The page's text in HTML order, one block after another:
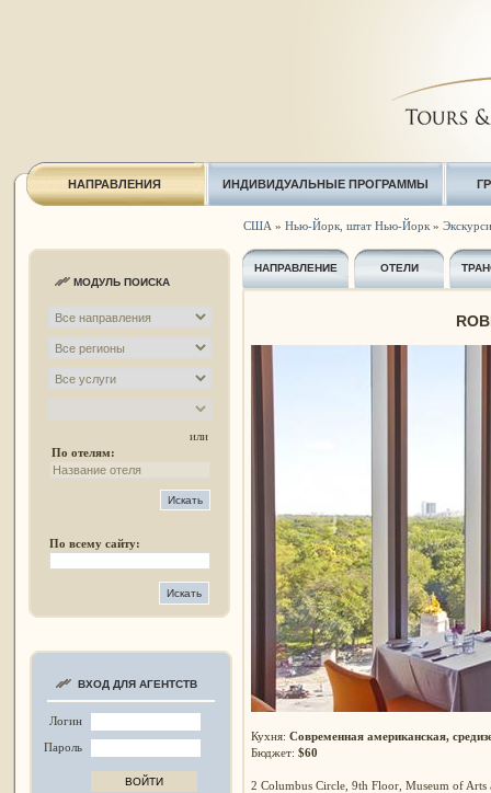
НАПРАВЛЕНИЯ ИНДИВИДУАЛЬНЫЕ ПРОГРАММЫ
МОДУЛЬ ПОИСКА
или
По отелям:
По всему сайту:
ВХОД ДЛЯ АГЕНТСТВ
Логин
Пароль
США » Нью-Йорк, штат Нью-Йорк»
НАПРАВЛЕНИЕ ОТЕЛИ
Кухня: Современная американская,
Бюджет: $60
2 Columbus Circle, 9th Floor, Museum of